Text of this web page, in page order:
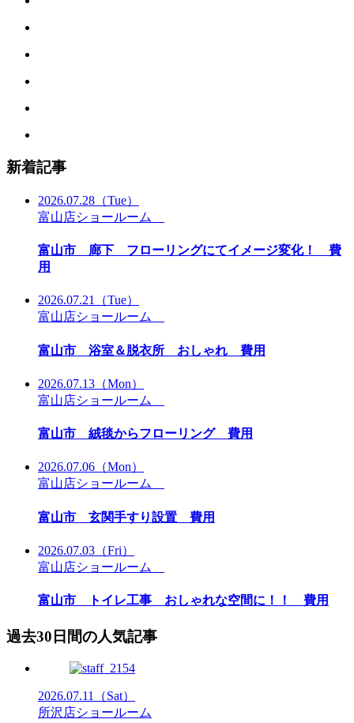
新着記事
2026.07.28 （Tue）
富山店ショールーム
富山市 廊下 フローリングにてイメージ変化！ 費
用
2026.07.21
（Tue）
富山店ショールーム
富山市 浴室＆脱衣所 おしゃれ 費用
2026.07.13 （Mon）
富山店ショールーム
富山市 絨毯からフローリング 費用
2026.07.06 （Mon）
富山店ショールーム
富山市 玄関手すり設置 費用
2026.07.03 （Fri）
富山店ショールーム
富山市 トイレ工事 おしゃれな空間に！！ 費用
過去30日間の人気記事
2026.07.11
（Sat）
所沢店ショールーム